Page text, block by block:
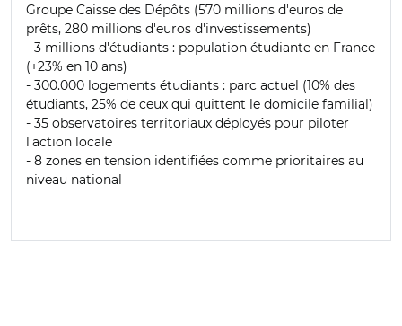
Groupe Caisse des Dépôts (570 millions d'euros de
prêts, 280 millions d'euros d'investissements)
- 3 millions d'étudiants : population étudiante en France
(+23% en 10 ans)
- 300.000 logements étudiants : parc actuel (10% des
étudiants, 25% de ceux qui quittent le domicile familial)
- 35 observatoires territoriaux déployés pour piloter
l'action locale
- 8 zones en tension identifiées comme prioritaires au
niveau national